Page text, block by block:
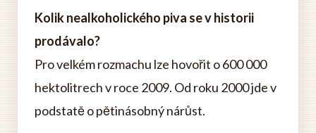
Kolik nealkoholického piva se v historii
prodávalo?
Pro velkém rozmachu lze hovořit o 600 000
hektolitrech v roce 2009. Od roku 2000 jde v
podstatě o pětinásobný nárůst.